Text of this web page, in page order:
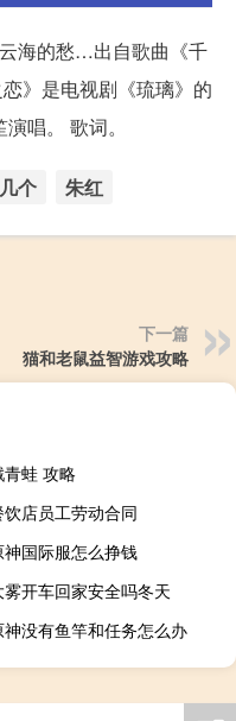
海的愁…出自歌曲《千
》是电视剧《琉璃》的
唱。 歌词。
几个 朱红
下一篇
猫和老鼠益智游戏攻略
青蛙 攻略
饮店员工劳动合同
神国际服怎么挣钱
雾开车回家安全吗冬天
神没有鱼竿和任务怎么办